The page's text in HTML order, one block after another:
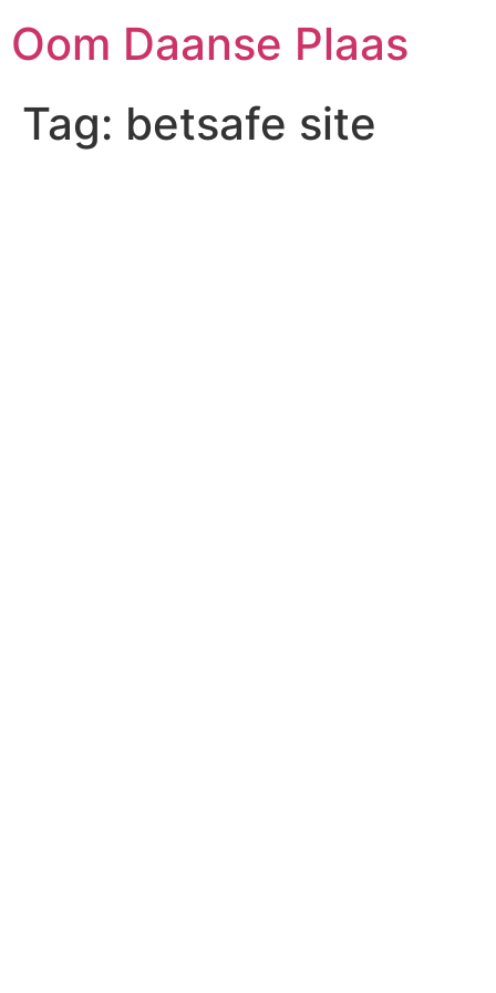
to
content
Oom Daanse Plaas
Tag: betsafe site